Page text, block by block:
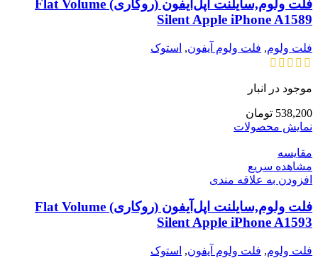
فلت ولوم,سایلنت اپل‌آیفون (روکاری) Flat Volume
Silent Apple iPhone A1589
فلت ولوم, فلت ولوم آیفون, استوک
موجود در انبار
538,200 تومان
نمایش محصولات
مقایسه
مشاهده سریع
افزودن به علاقه مندی
فلت ولوم,سایلنت اپل‌آیفون (روکاری) Flat Volume
Silent Apple iPhone A1593
فلت ولوم, فلت ولوم آیفون, استوک